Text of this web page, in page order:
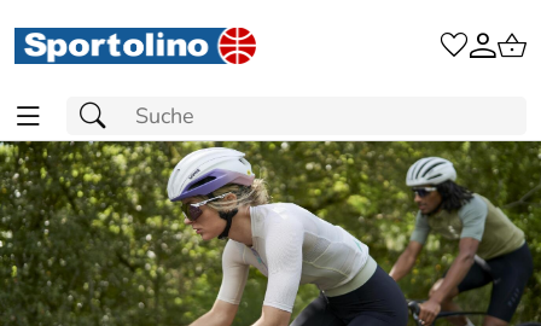
Sportolino.de